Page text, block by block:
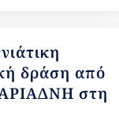
δράση από
στη